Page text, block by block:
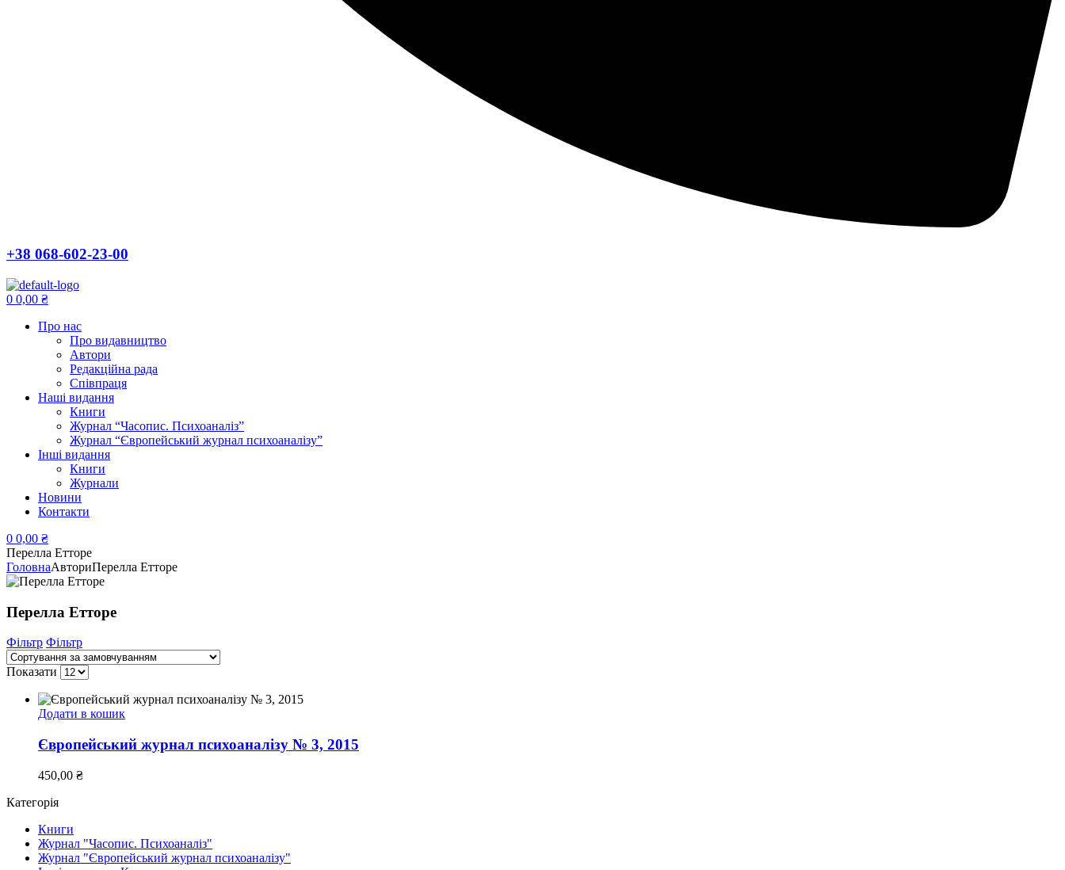
+38 068-602-23-00
Menu
0 0,00 ₴
Про нас
Про видавництво
Автори
Редакційна рада
Співпраця
Наші видання
Книги
Журнал “Часопис. Психоаналіз”
Журнал “Європейський журнал психоаналізу”
Інші видання
Книги
Журнали
Новини
Контакти
0 0,00 ₴
Перелла Етторе
ГоловнаАвториПерелла Етторе
Перелла Етторе
Фільтр Фільтр
Показати
Додати в кошик
Європейський журнал психоаналізу № 3, 2015
450,00 ₴
Категорія
Книги
Журнал "Часопис. Психоаналіз"
Журнал "Європейський журнал психоаналізу"